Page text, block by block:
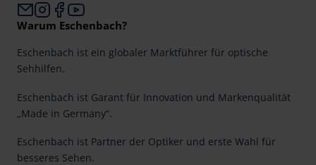
Warum Eschenbach?
Eschenbach ist ein globaler Marktführer für optische
Sehhilfen.
Eschenbach ist Garant für Innovation und Markenqualität
„Made in Germany“.
Eschenbach ist Partner der Optiker und erste Wahl für
besseres Sehen.